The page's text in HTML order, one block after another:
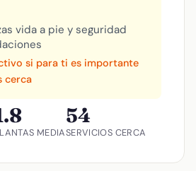
vida a pie y seguridad
si para ti es importante
cerca
MEDIA
54
SERVICIOS CERCA